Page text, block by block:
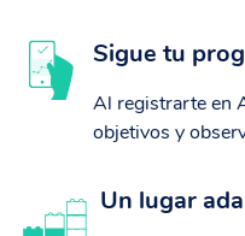
Sigue tu
Al registrarte en
objetivos y
Un lugar